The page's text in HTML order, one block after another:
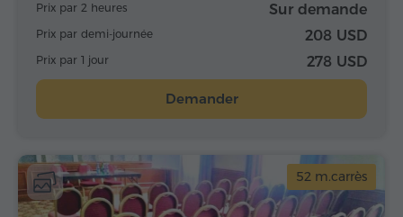
Prix par 2 heures Sur demande
Prix par demi-journée 208 USD
Prix par 1 jour 278 USD
Demander
52 m.carrès